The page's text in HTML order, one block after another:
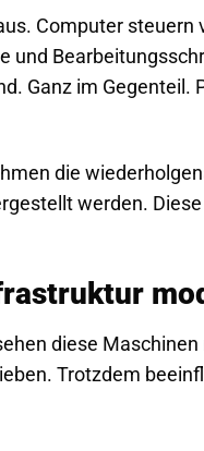
Computer
und
Ganz im Gegenteil.
die
werden.
diese
Trotzdem